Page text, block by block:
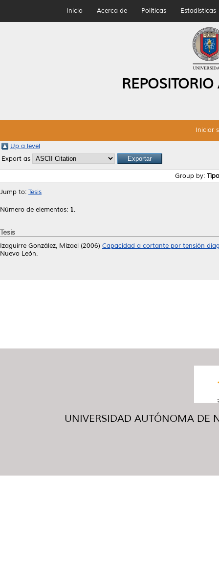
Inicio Acerca de Políticas Estadísticas
Iniciar
Up a level
Export as
Group by:
Jump to: Tesis
Número de elementos: 1.
Tesis
Izaguirre González, Mizael (2006) Capacidad a cortante por tensión
Nuevo León.
UNIVERSIDAD AUTÓNOMA DE